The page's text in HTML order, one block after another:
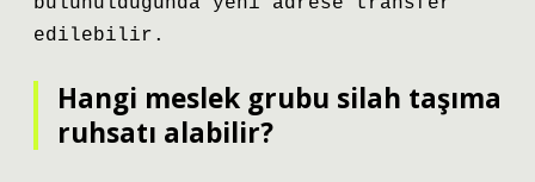
edilebilir.
Hangi meslek grubu silah taşıma
ruhsatı alabilir?